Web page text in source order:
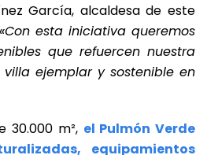
García, alcaldesa de este
«Con esta iniciativa queremos
que refuercen nuestra
ejemplar y sostenible en
30.000 m², el Pulmón Verde
equipamientos